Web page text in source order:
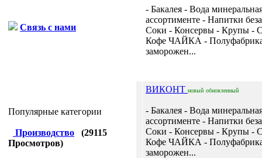
Связь с нами
Популярные категории
Производство (29115
Просмотров)
- Бакалея - Вода
ассортименте - Напитки
Соки - Консервы - Крупы -
Кофе ЧАЙКА -
заморожен...
ВИКОНТ новый обновленный
- Бакалея - Вода
ассортименте - Напитки
Соки - Консервы - Крупы -
Кофе ЧАЙКА -
заморожен...